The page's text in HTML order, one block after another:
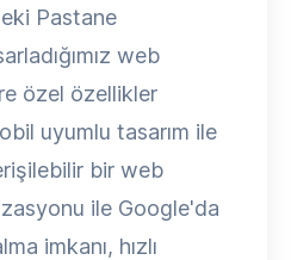
Pastane
web
özel özellikler
uyumlu tasarım ile
bir web
ile Google'da
imkanı, hızlı